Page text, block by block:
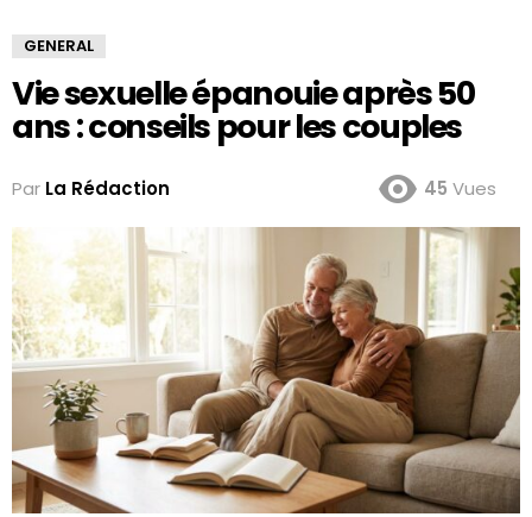
GENERAL
Vie sexuelle épanouie après 50
ans : conseils pour les couples
Par La Rédaction 45 Vues